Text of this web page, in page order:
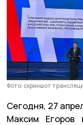
Фото: скриншот
Сегодня, 27
Максим Егоров